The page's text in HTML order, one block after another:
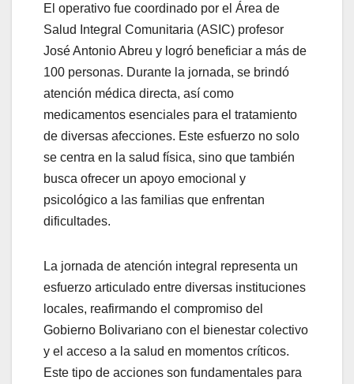
El operativo fue coordinado por el Área de
Salud Integral Comunitaria (ASIC) profesor
José Antonio Abreu y logró beneficiar a más de
100 personas. Durante la jornada, se brindó
atención médica directa, así como
medicamentos esenciales para el tratamiento
de diversas afecciones. Este esfuerzo no solo
se centra en la salud física, sino que también
busca ofrecer un apoyo emocional y
psicológico a las familias que enfrentan
dificultades.
La jornada de atención integral representa un
esfuerzo articulado entre diversas instituciones
locales, reafirmando el compromiso del
Gobierno Bolivariano con el bienestar colectivo
y el acceso a la salud en momentos críticos.
Este tipo de acciones son fundamentales para